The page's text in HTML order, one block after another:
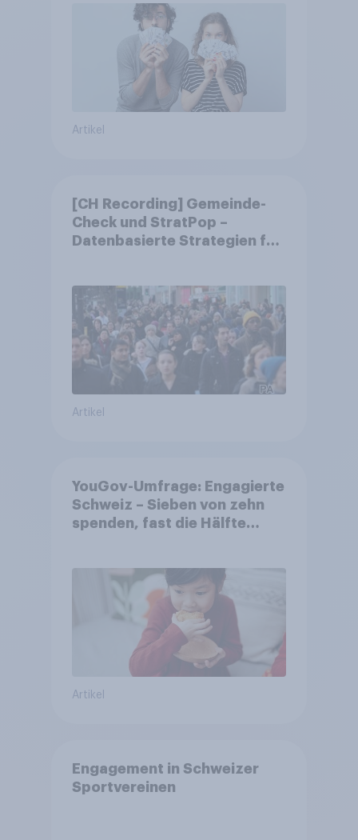
Artikel
[CH Recording] Gemeinde-
Check und StratPop –
Datenbasierte Strategien für
Artikel
YouGov-Umfrage: Engagierte
Schweiz – Sieben von zehn
spenden, fast die Hälfte
Artikel
Engagement in Schweizer
Sportvereinen